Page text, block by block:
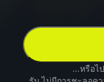
...หรือไ